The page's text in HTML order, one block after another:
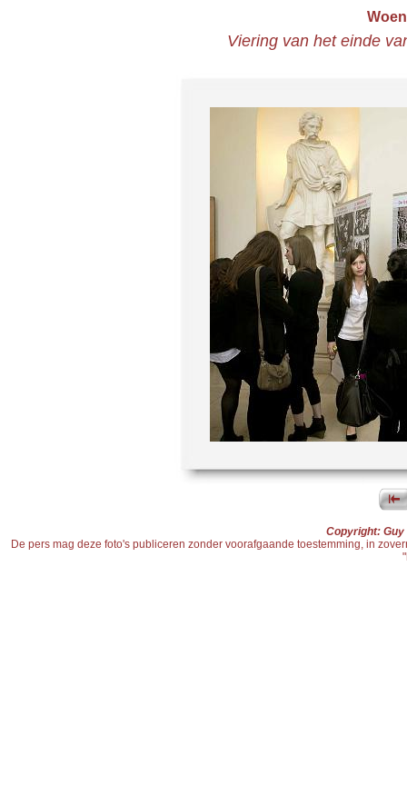
Viering van het einde
Copyright:
De pers mag deze foto's publiceren zonder voorafgaande toestemming, in